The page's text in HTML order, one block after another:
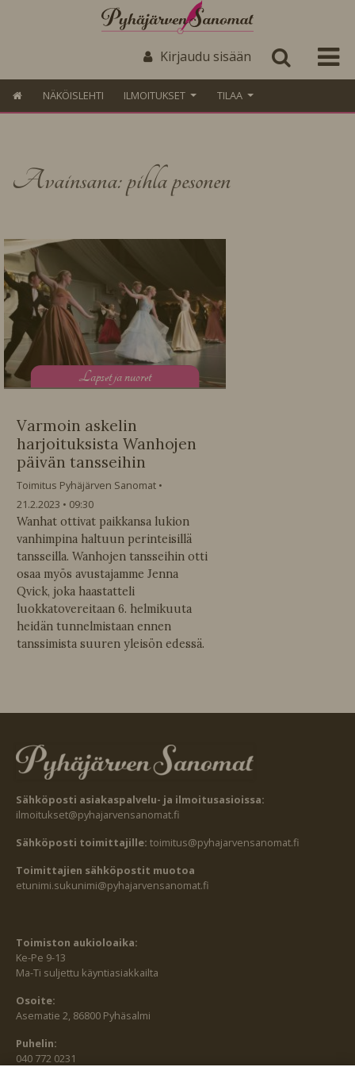
Kirjaudu sisään
NÄKÖISLEHTI ILMOITUKSET TILAA
Avainsana: pihla pesonen
Lapset ja nuoret
Varmoin askelin
harjoituksista Wanhojen
päivän tansseihin
Toimitus Pyhäjärven Sanomat
21.2.2023
09:30
Wanhat ottivat paikkansa lukion
vanhimpina haltuun perinteisillä
tansseilla. Wanhojen tansseihin otti
osaa myös avustajamme Jenna
Qvick, joka haastatteli
luokkatovereitaan 6. helmikuuta
heidän tunnelmistaan ennen
tanssimista suuren yleisön edessä.
Sähköposti asiakaspalvelu- ja ilmoitusasioissa:
ilmoitukset@pyhajarvensanomat.fi
Sähköposti toimittajille: toimitus@pyhajarvensanomat.fi
Toimittajien sähköpostit muotoa
etunimi.sukunimi@pyhajarvensanomat.fi
Toimiston aukioloaika:
Ke-Pe 9-13
Ma-Ti suljettu käyntiasiakkailta
Osoite:
Asematie 2, 86800 Pyhäsalmi
Puhelin:
040 772 0231